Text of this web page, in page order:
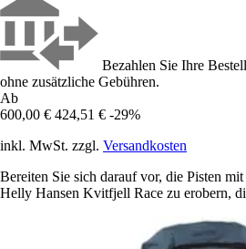
Bezahlen Sie Ihre
ohne zusätzliche Gebühren.
Ab
600,00 € 424,51 € -29%
inkl. MwSt. zzgl. Versandkosten
Bereiten Sie sich darauf vor, die Pisten
Helly Hansen Kvitfjell Race zu erobern,